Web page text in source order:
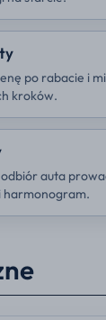
po rabacie i
kroków.
auta
harmonogram.